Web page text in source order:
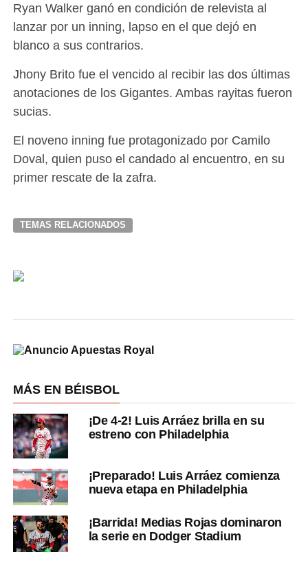
Ryan Walker ganó en condición de relevista al
lanzar por un inning, lapso en el que dejó en
blanco a sus contrarios.
Jhony Brito fue el vencido al recibir las dos últimas
anotaciones de los Gigantes. Ambas rayitas fueron
sucias.
El noveno inning fue protagonizado por Camilo
Doval, quien puso el candado al encuentro, en su
primer rescate de la zafra.
TEMAS RELACIONADOS
MÁS EN BÉISBOL
¡De 4-2! Luis Arráez brilla en su
estreno con Philadelphia
¡Preparado! Luis Arráez comienza
nueva etapa en Philadelphia
¡Barrida! Medias Rojas dominaron
la serie en Dodger Stadium